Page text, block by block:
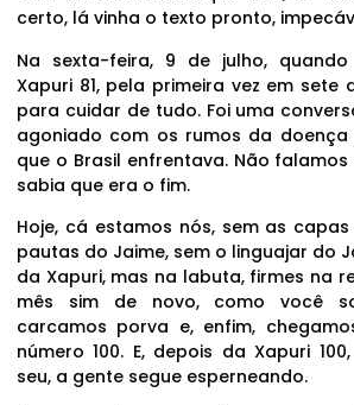
certo, lá vinha o texto pronto,
Na sexta-feira, 9 de julho,
Xapuri 81, pela primeira vez em sete
para cuidar de tudo. Foi uma
agoniado com os rumos da
que o Brasil enfrentava. Não
sabia que era o fim.
Hoje, cá estamos nós, sem as
pautas do Jaime, sem o linguajar do
da Xapuri, mas na labuta, firmes na
mês sim de novo, como você
carcamos porva e, enfim,
número 100. E, depois da Xapuri
seu, a gente segue esperneando.